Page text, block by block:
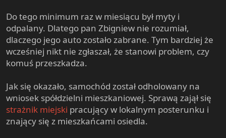
Do tego minimum raz w miesiącu był myty i
odpalany. Dlatego pan Zbigniew nie rozumiał,
dlaczego jego auto zostało zabrane. Tym bardziej że
wcześniej nikt nie zgłaszał, że stanowi problem, czy
komuś przeszkadza.
Jak się okazało, samochód został odholowany na
wniosek spółdzielni mieszkaniowej. Sprawą zajął się
strażnik miejski pracujący w lokalnym posterunku i
znający się z mieszkańcami osiedla.